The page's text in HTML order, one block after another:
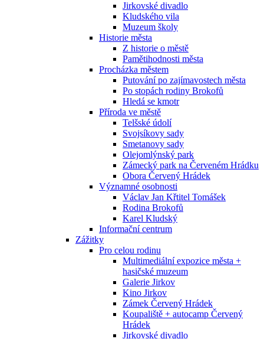
Jirkovské divadlo
Kludského vila
Muzeum školy
Historie města
Z historie o městě
Pamětihodnosti města
Procházka městem
Putování po zajímavostech města
Po stopách rodiny Brokofů
Hledá se kmotr
Příroda ve městě
Telšské údolí
Svojsíkovy sady
Smetanovy sady
Olejomlýnský park
Zámecký park na Červeném Hrádku
Obora Červený Hrádek
Významné osobnosti
Václav Jan Křtitel Tomášek
Rodina Brokofů
Karel Kludský
Informační centrum
Zážitky
Pro celou rodinu
Multimediální expozice města +
hasičské muzeum
Galerie Jirkov
Kino Jirkov
Zámek Červený Hrádek
Koupaliště + autocamp Červený
Hrádek
Jirkovské divadlo